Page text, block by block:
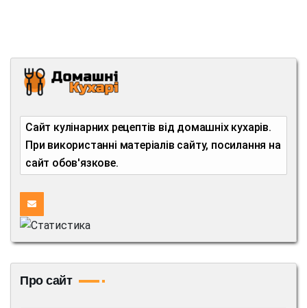
Сайт кулінарних рецептів від домашніх кухарів.
При використанні матеріалів сайту, посилання на
сайт обов'язкове.
Про сайт